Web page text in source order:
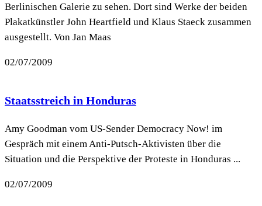
Berlinischen Galerie zu sehen. Dort sind Werke der beiden
Plakatkünstler John Heartfield und Klaus Staeck zusammen
ausgestellt. Von Jan Maas
02/07/2009
Staatsstreich in Honduras
Amy Goodman vom US-Sender Democracy Now! im
Gespräch mit einem Anti-Putsch-Aktivisten über die
Situation und die Perspektive der Proteste in Honduras ...
02/07/2009